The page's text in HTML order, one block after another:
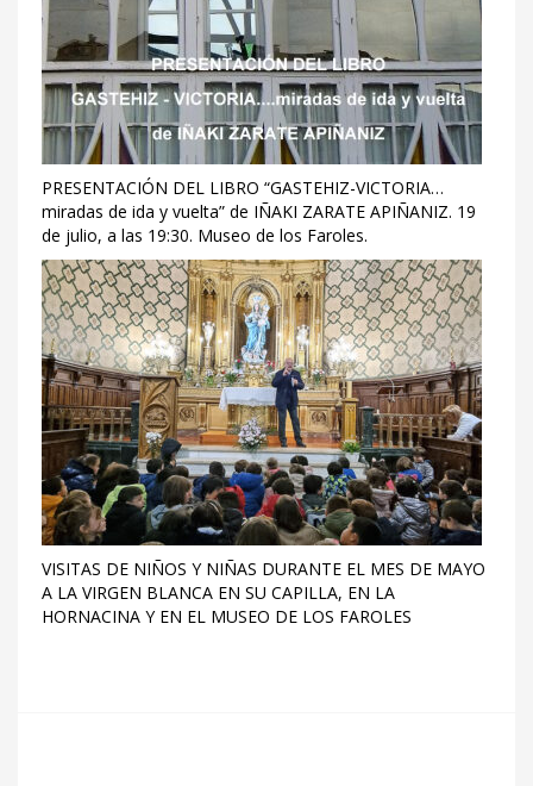
PRESENTACIÓN DEL LIBRO “GASTEHIZ-VICTORIA…
miradas de ida y vuelta” de IÑAKI ZARATE APIÑANIZ. 19
de julio, a las 19:30. Museo de los Faroles.
VISITAS DE NIÑOS Y NIÑAS DURANTE EL MES DE MAYO
A LA VIRGEN BLANCA EN SU CAPILLA, EN LA
HORNACINA Y EN EL MUSEO DE LOS FAROLES